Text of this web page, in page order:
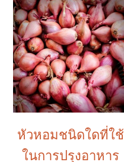
หัวหอมชนิดใดที่ใช้
ในการปรุงอาหาร